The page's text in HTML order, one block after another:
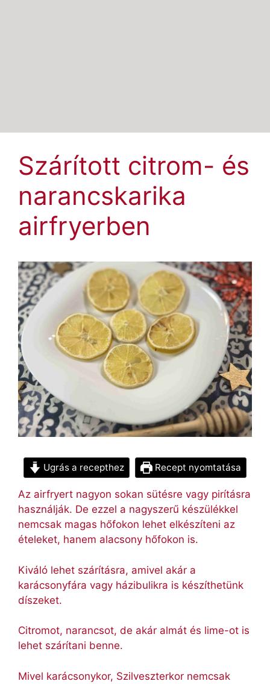
Szárított citrom- és
narancskarika
airfryerben
Ugrás a recepthez Recept nyomtatása
Az airfryert nagyon sokan sütésre vagy pirításra
használják. De ezzel a nagyszerű készülékkel
nemcsak magas hőfokon lehet elkészíteni az
ételeket, hanem alacsony hőfokon is.
Kiváló lehet szárításra, amivel akár a
karácsonyfára vagy házibulikra is készíthetünk
díszeket.
Citromot, narancsot, de akár almát és lime-ot is
lehet szárítani benne.
Mivel karácsonykor, Szilveszterkor nemcsak